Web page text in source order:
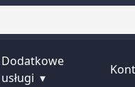
Dodatkowe
usługi ▾